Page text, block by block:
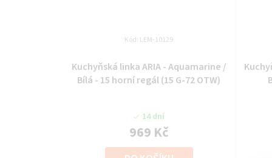
Kuchyňská linka ARIA - Aquamarine /
Bílá - 15 horní regál (15 G-72 OTW)
14 dní
969 Kč
Kód: LEM-10129